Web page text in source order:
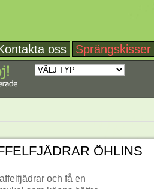
oss Sprängskisser
ÖHLINS
och få en